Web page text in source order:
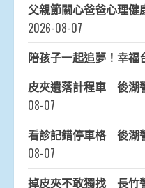
父親節關心爸爸心理
2026-08-07
陪孩子一起追夢！幸福
皮夾遺落計程車 後湖
08-07
看診記錯停車格 後湖
08-07
掉皮夾不敢獨找 長竹